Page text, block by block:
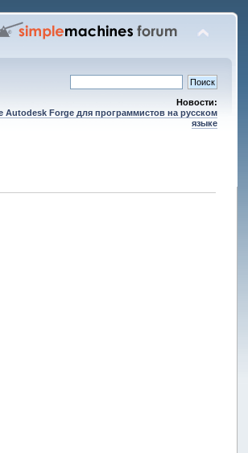
Новости:
Forge для программистов на русском
языке